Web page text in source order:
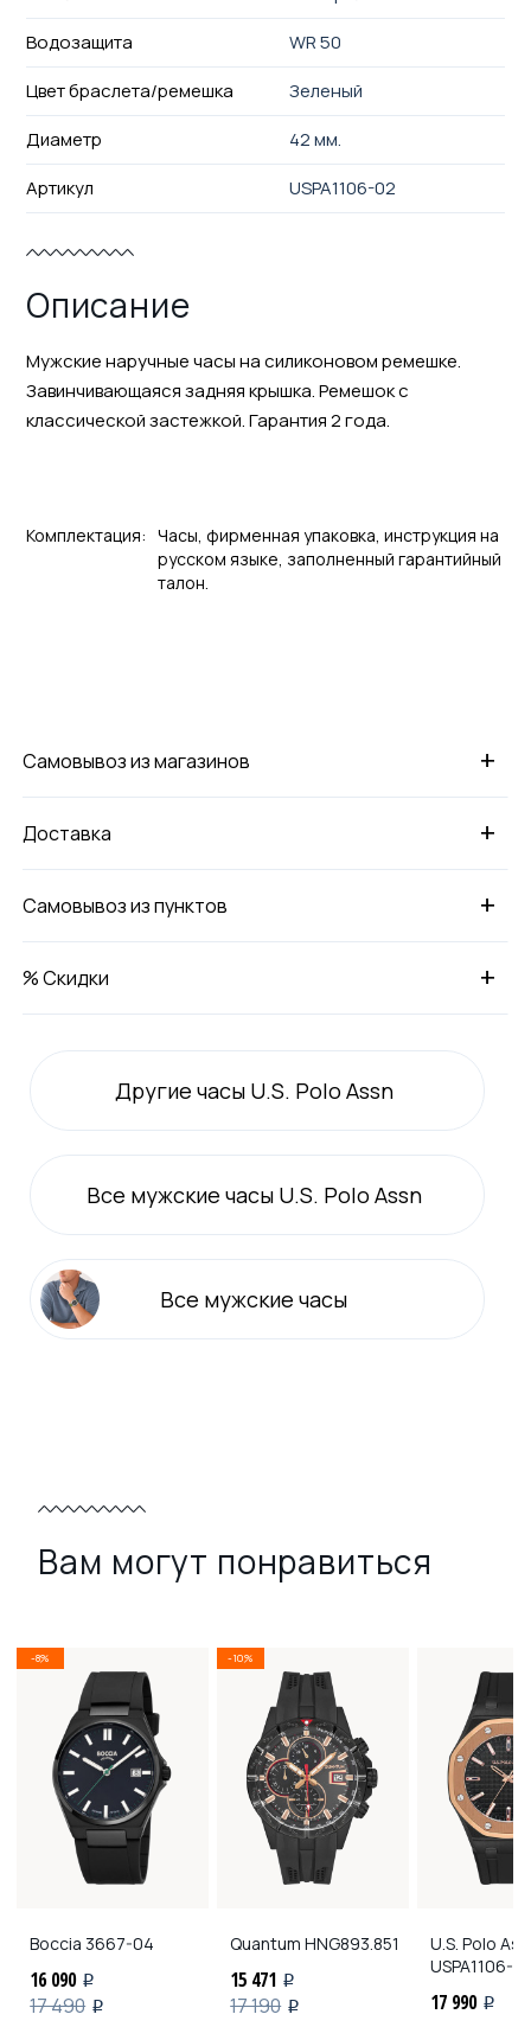
Водозащита
WR 50
Цвет браслета/ремешка
Зеленый
Диаметр
42 мм.
Артикул
USPA1106-02
Описание
Мужские наручные часы на силиконовом ремешке.
Завинчивающаяся задняя крышка. Ремешок с
классической застежкой. Гарантия 2 года.
Комплектация: Часы, фирменная упаковка, инструкция на
русском языке, заполненный гарантийный
талон.
+
Самовывоз из магазинов
+
Доставка
+
Самовывоз из пунктов
+
% Скидки
Другие часы U.S. Polo Assn
Все мужские часы U.S. Polo Assn
Все мужские часы
Вам могут понравиться
-8%
Boccia 3667-04
16 090 i
17 490 i
-10%
Quantum HNG893.851
15 471 i
17 190 i
U.S. Polo
USPA1106-
17 990 i